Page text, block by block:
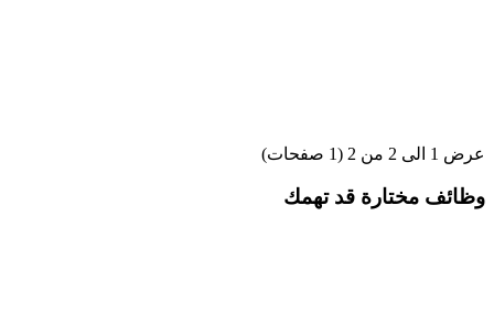
عرض 1 الى 2 من 2 (1 صفحات)
وظائف مختارة قد تهمك